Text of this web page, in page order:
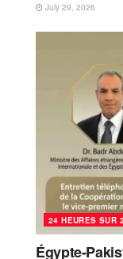
July 29, 2026
24 HEURES SUR
Égypte-